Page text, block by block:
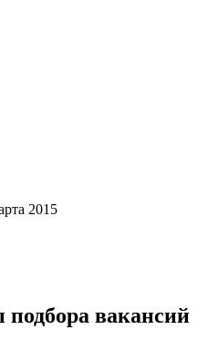
2015
вакансий